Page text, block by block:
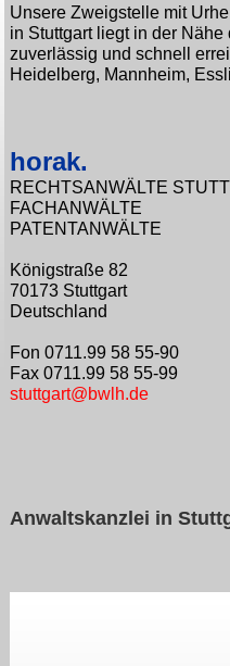
Unsere Zweigstelle mit
in Stuttgart liegt in der
zuverlässig und schnell
Heidelberg, Mannheim,
horak.
RECHTSANWÄLTE
FACHANWÄLTE
PATENTANWÄLTE
Königstraße 82
70173 Stuttgart
Deutschland
Fon 0711.99 58 55-90
Fax 0711.99 58 55-99
stuttgart@bwlh.de
Anwaltskanzlei in